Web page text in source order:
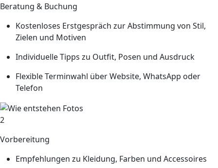
Beratung & Buchung
Kostenloses Erstgespräch zur Abstimmung von Stil,
Zielen und Motiven
Individuelle Tipps zu Outfit, Posen und Ausdruck
Flexible Terminwahl über Website, WhatsApp oder
Telefon
2
Vorbereitung
Empfehlungen zu Kleidung, Farben und Accessoires